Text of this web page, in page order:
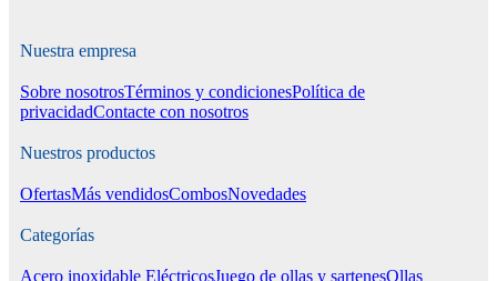
Nuestra empresa
Sobre nosotrosTérminos y condicionesPolítica de
privacidadContacte con nosotros
Nuestros productos
OfertasMás vendidosCombosNovedades
Categorías
Acero inoxidable EléctricosJuego de ollas y sartenesOllas